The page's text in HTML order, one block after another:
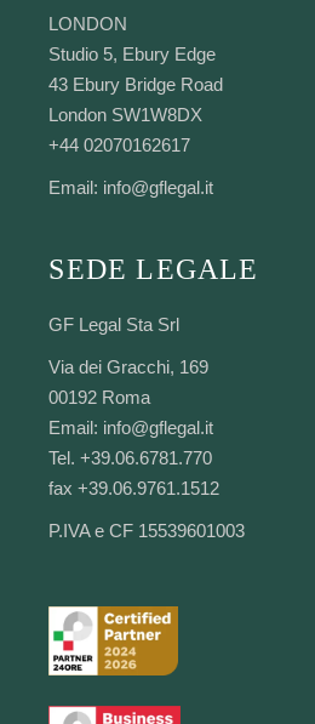
LONDON
Studio 5, Ebury Edge
43 Ebury Bridge Road
London SW1W8DX
+44 02070162617
Email: info@gflegal.it
SEDE LEGALE
GF Legal Sta Srl
Via dei Gracchi, 169
00192 Roma
Email: info@gflegal.it
Tel. +39.06.6781.770
fax +39.06.9761.1512
P.IVA e CF 15539601003